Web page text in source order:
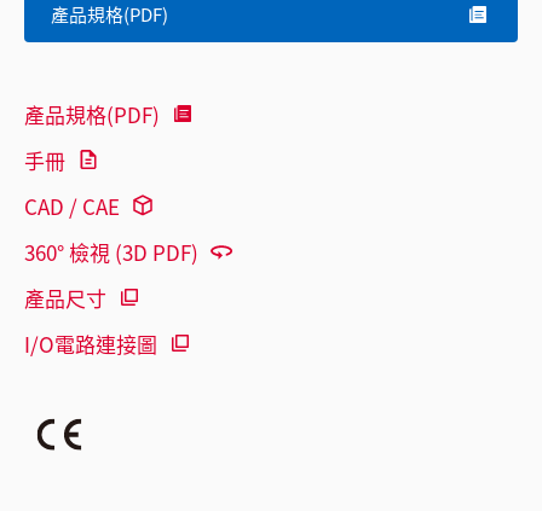
產品規格(PDF)
產品規格(PDF)
手冊
CAD / CAE
360° 檢視 (3D PDF)
產品尺寸
I/O電路連接圖